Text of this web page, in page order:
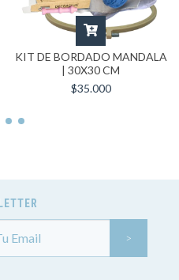
KIT DE BORDADO MANDALA
| 30X30 CM
$35.000